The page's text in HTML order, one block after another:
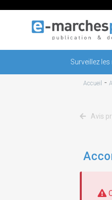
Surveillez
Accueil -
Avis